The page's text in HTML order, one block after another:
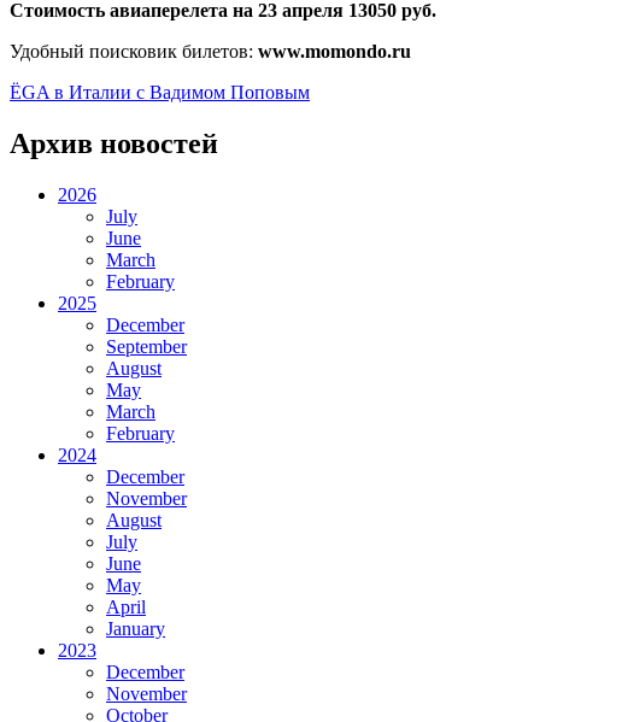
Стоимость авиаперелета на 23 апреля 13050 руб.
Удобный поисковик билетов: www.momondo.ru
ЁGA в Италии с Вадимом Поповым
Архив новостей
2026
July
June
March
February
2025
December
September
August
May
March
February
2024
December
November
August
July
June
May
April
January
2023
December
November
October